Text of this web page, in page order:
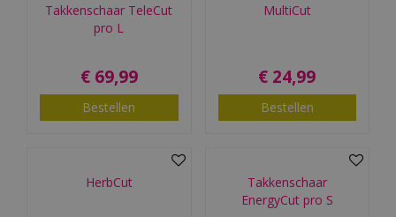
Takkenschaar TeleCut
pro L
€ 69,99
Bestellen
MultiCut
€ 24,99
Bestellen
HerbCut
Takkenschaar
EnergyCut pro S